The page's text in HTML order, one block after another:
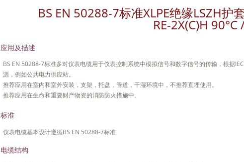
BS EN 50288-7标准XLPE绝缘LSZH护
RE-2X(C)H 90°C
应用及描述
BS EN 50288-7标准多对仪表电缆用于仪表控制系统中模拟信号和数字信号的传输，根据
源，例如公共电力供应站。
推荐应用在室内和室外安装，支架，托盘，管道，干湿环境中，不推荐直埋使用。
推荐应用在生命和重要财产物资的消防防火措施中。
标准
仪表电缆基本设计遵循BS EN 50288-7标准
电缆结构